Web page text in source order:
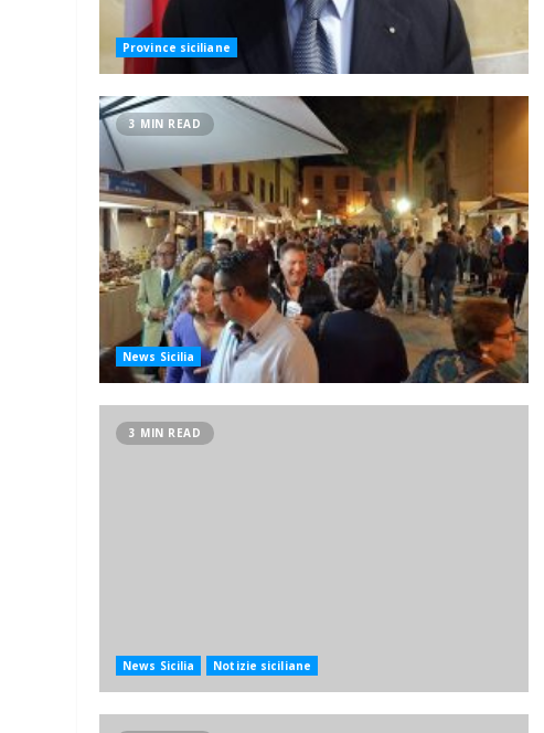
Province siciliane
3 MIN READ
News Sicilia
3 MIN READ
News Sicilia Notizie siciliane